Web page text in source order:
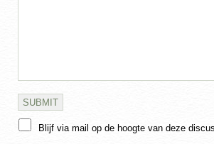
Blijf via mail op de hoogte van deze